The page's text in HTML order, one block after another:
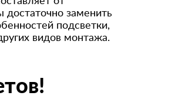
достаточно заменить
подсветки,
видов монтажа.